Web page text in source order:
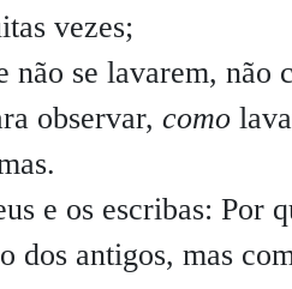
vezes;
não se lavarem, não
observar, como
e os escribas: Por
dos antigos, mas